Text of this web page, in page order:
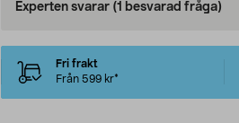
Experten svarar (1 besvarad fråga)
Fri frakt
Från 599 kr*